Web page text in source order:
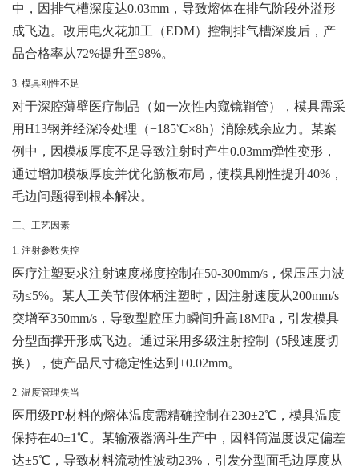
中，因排气槽深度达0.03mm，导致熔体在排气阶段外溢形
成飞边。改用电火花加工（EDM）控制排气槽深度后，产
品合格率从72%提升至98%。
3. 模具刚性不足
对于深腔薄壁医疗制品（如一次性内窥镜鞘管），模具需采
用H13钢并经深冷处理（−185℃×8h）消除残余应力。某案
例中，因模板厚度不足导致注射时产生0.03mm弹性变形，
通过增加模板厚度并优化筋板布局，使模具刚性提升40%，
毛边问题得到根本解决。
三、工艺因素
1. 注射参数失控
医疗注塑要求注射速度梯度控制在50-300mm/s，保压压力波
动≤5%。某人工关节假体柄注塑时，因注射速度从200mm/s
突增至350mm/s，导致型腔压力瞬间升高18MPa，引发模具
分型面撑开形成飞边。通过采用多级注射控制（5段速度切
换），使产品尺寸稳定性达到±0.02mm。
2. 温度管理失当
医用级PP材料的熔体温度需精确控制在230±2℃，模具温度
保持在40±1℃。某输液器滴斗生产中，因料筒温度设定偏差
达±5℃，导致材料流动性波动23%，引发分型面毛边厚度从